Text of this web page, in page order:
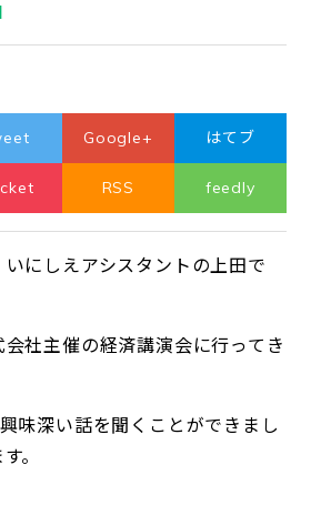
Google+ はてブ
RSS feedly
にしえアシスタントの上田で
社主催の経済講演会に行ってき
味深い話を聞くことができまし
。